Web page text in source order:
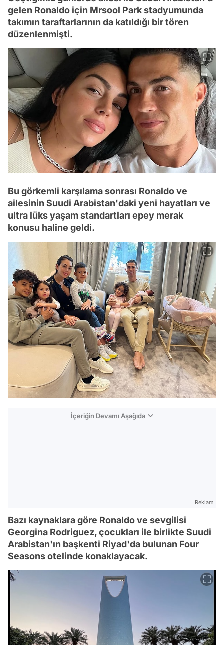
gelen Ronaldo için Mrsool Park stadyumunda
takımın taraftarlarının da katıldığı bir tören
düzenlenmişti.
Bu görkemli karşılama sonrası Ronaldo ve
ailesinin Suudi Arabistan'daki yeni hayatları ve
ultra lüks yaşam standartları epey merak
konusu haline geldi.
İçeriğin Devamı Aşağıda
Reklam
Bazı kaynaklara göre Ronaldo ve sevgilisi
Georgina Rodriguez, çocukları ile birlikte Suudi
Arabistan'ın başkenti Riyad'da bulunan Four
Seasons otelinde konaklayacak.